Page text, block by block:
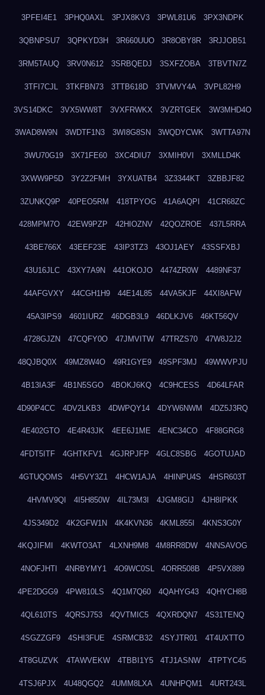
3PFEI4E1 3PHQ0AXL 3PJX8KV3 3PWL81U6 3PX3NDPK
3QBNPSU7 3QPKYD3H 3R660UUO 3R8OBY8R 3RJJOB51
3RM5TAUQ 3RV0N612 3SRBQEDJ 3SXFZOBA 3TBVTN7Z
3TFI7CJL 3TKFBN73 3TTB618D 3TVMVY4A 3VPL82H9
3VS14DKC 3VX5WW8T 3VXFRWKX 3VZRTGEK 3W3MHD4O
3WAD8W9N 3WDTF1N3 3WI8G8SN 3WQDYCWK 3WTTA97N
3WU70G19 3X71FE60 3XC4DIU7 3XMIH0VI 3XMLLD4K
3XWW9P5D 3Y2Z2FMH 3YXUATB4 3Z3344KT 3ZBBJF82
3ZUNKQ9P 40PEO5RM 418TPYOG 41A6AQPI 41CR68ZC
428MPM7O 42EW9PZP 42HIOZNV 42QOZROE 437L5RRA
43BE766X 43EEF23E 43IP3TZ3 43OJ1AEY 43SSFXBJ
43U16JLC 43XY7A9N 441OKOJO 4474ZR0W 4489NF37
44AFGVXY 44CGH1H9 44E14L85 44VA5KJF 44XI8AFW
45A3IPS9 4601IURZ 46DGB3L9 46DLKJV6 46KT56QV
4728GJZN 47CQFY0O 47JMVITW 47TRZS70 47W8J2J2
48QJBQ0X 49MZ8W4O 49R1GYE9 49SPF3MJ 49WWVPJU
4B13IA3F 4B1N5SGO 4BOKJ6KQ 4C9HCESS 4D64LFAR
4D90P4CC 4DV2LKB3 4DWPQY14 4DYW6NWM 4DZ5J3RQ
4E402GTO 4E4R43JK 4EE6J1ME 4ENC34CO 4F88GRG8
4FDT5ITF 4GHTKFV1 4GJRPJFP 4GLC8SBG 4GOTUJAD
4GTUQOMS 4H5VY3Z1 4HCW1AJA 4HINPU4S 4HSR603T
4HVMV9QI 4I5H850W 4IL73M3I 4JGM8GIJ 4JH8IPKK
4JS349D2 4K2GFW1N 4K4KVN36 4KML855I 4KNS3G0Y
4KQJIFMI 4KWTO3AT 4LXNH9M8 4M8RR8DW 4NNSAVOG
4NOFJHTI 4NRBYMY1 4O9WC0SL 4ORR508B 4P5VX889
4PE2DGG9 4PW810LS 4Q1M7Q60 4QAHYG43 4QHYCH8B
4QL610TS 4QRSJ753 4QVTMIC5 4QXRDQN7 4S31TENQ
4SGZZGF9 4SHI3FUE 4SRMCB32 4SYJTR01 4T4UXTTO
4T8GUZVK 4TAWVEKW 4TBBI1Y5 4TJ1ASNW 4TPTYC45
4TSJ6PJX 4U48QGQ2 4UMM8LXA 4UNHPQM1 4URT243L